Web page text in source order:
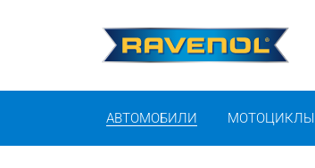
АВТОМОБИЛИ МОТОЦИКЛЫ